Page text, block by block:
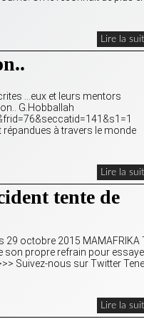
Lire la
…eux et leurs mentors
G.Hobballah
à travers le monde
Lire la
tente de
29 octobre 2015 MAMAFRIKA
son propre refrain pour
Suivez-nous sur Twitter
Lire la